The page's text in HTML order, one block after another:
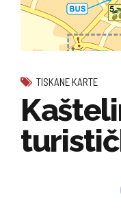
TISKANE KARTE